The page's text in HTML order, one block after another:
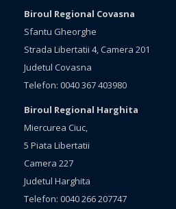
Biroul Regional Covasna
Sfantu Gheorghe
Strada Libertatii 4, Camera 201
Judetul Covasna
Telefon: 0040 367 403980
Biroul Regional Harghita
Miercurea Ciuc,
5 Piata Libertatii
Camera 227
Judetul Harghita
Telefon: 0040 266 207747